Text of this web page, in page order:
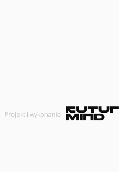
Projekt i wykonanie